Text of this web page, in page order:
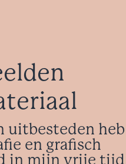
uitbesteden heb
en grafisch
in mijn vrije tijd